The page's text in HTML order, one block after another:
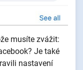
musíte zvážit:
Je také
nastavení